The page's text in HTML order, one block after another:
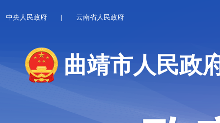
中央人民政府 云南省人民政府
曲靖市人民政